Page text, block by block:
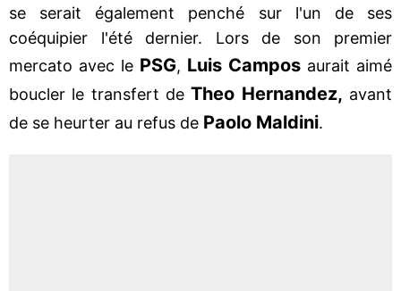
se serait également penché sur l'un de ses
coéquipier l'été dernier. Lors de son premier
mercato avec le PSG, Luis Campos aurait aimé
boucler le transfert deTheo Hernandez, avant
de se heurter au refus de Paolo Maldini.